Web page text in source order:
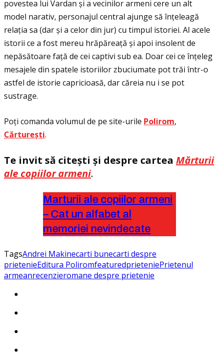
povestea lui Vardan și a vecinilor armeni cere un alt
model narativ, personajul central ajunge să înţeleagă
relaţia sa (dar și a celor din jur) cu timpul istoriei. Al acele
istorii ce a fost mereu hrăpăreaţă și apoi insolent de
nepăsătoare faţă de cei captivi sub ea. Doar cei ce înţeleg
mesajele din spatele istoriilor zbuciumate pot trăi într-o
astfel de istorie capricioasă, dar căreia nu i se pot
sustrage.
Poţi comanda volumul de pe site-urile Polirom,
Cărturești.
Te invit să citești și despre cartea Mărturii
ale copiilor armeni.
Marturii ale copiilor armeni
– Cat un alfabet al
memoriei nevindecate
TagsAndrei Makinecarti bunecarti despre
prietenieEditura PoliromfeaturedprieteniePrietenul
armeanrecenzieromane despre prietenie